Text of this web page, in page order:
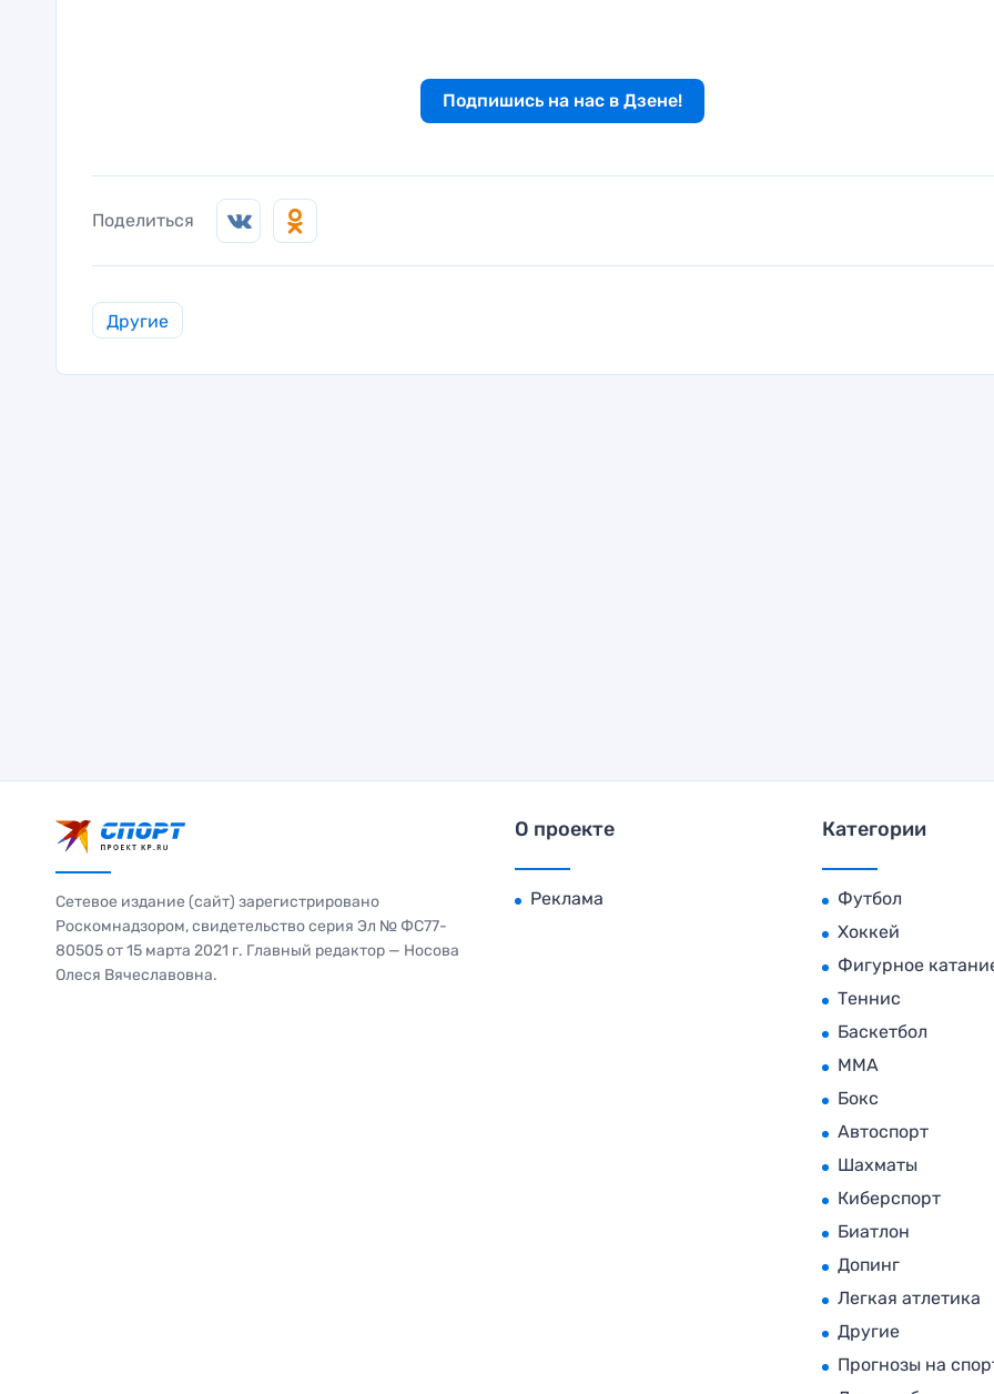
Подпишись на нас в Дзене!
Поделиться
Другие
Сетевое издание (сайт) зарегистрировано
Роскомнадзором, свидетельство серия Эл № ФС77-
80505 от 15 марта 2021 г. Главный редактор — Носова
Олеся Вячеславовна.
О проекте
Реклама
Категории
Футбол
Хоккей
Фигурное
Теннис
Баскетбол
MMA
Бокс
Автоспорт
Шахматы
Киберспорт
Биатлон
Допинг
Легкая атлетика
Другие
Прогнозы на